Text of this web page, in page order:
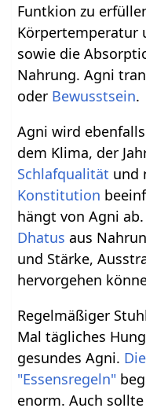
Funtkion zu
Körpertemperatur
sowie die
Nahrung. Agni
oder Bewusstsein.
Agni wird
dem Klima, der
Schlafqualität und
Konstitution
hängt von Agni
Dhatus aus
und Stärke,
hervorgehen
Regelmäßiger
Mal tägliches
gesundes Agni.
"Essensregeln"
enorm. Auch